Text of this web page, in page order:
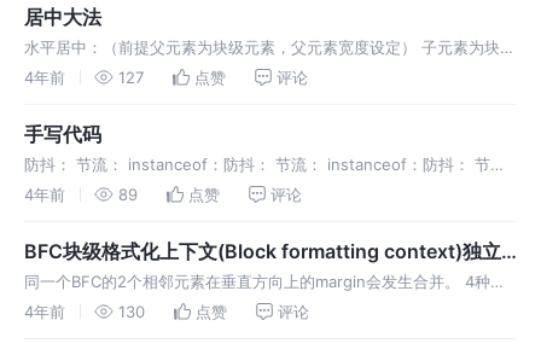
居中大法
水平居中：（前提父元素为块级元素，父元素宽度设定） 子元素为块级
元素且宽度没有设定，子元素自动铺满父元素宽度 子元素是行内元素且
4年前 127 点赞 评论
手写代码
防抖： 节流： instanceof：防抖： 节流： instanceof：防抖： 节
流： instanceof：防抖： 节流： instanceof：防抖： 节流：
4年前 89 点赞 评论
BFC块级格式化上下文(Block formatting context)独立
渲染区域
同一个BFC的2个相邻元素在垂直方向上的margin会发生合并。 4种情
况会形成BFC渲染区域（形成BFC之后父元素必须包含浮动子元素）
4年前 130 点赞 评论